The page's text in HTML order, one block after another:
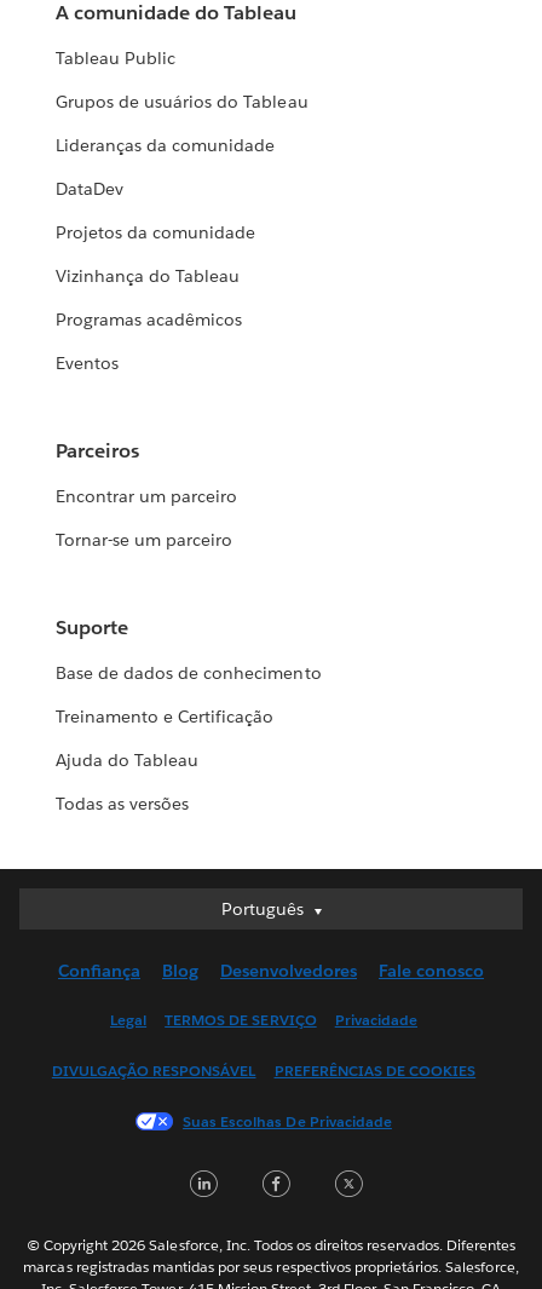
A comunidade do Tableau
Tableau Public
Grupos de usuários do Tableau
Lideranças da comunidade
DataDev
Projetos da comunidade
Vizinhança do Tableau
Programas acadêmicos
Eventos
Parceiros
Encontrar um parceiro
Tornar-se um parceiro
Suporte
Base de dados de conhecimento
Treinamento e Certificação
Ajuda do Tableau
Todas as versões
Português
Português
English (UK)
Français (Canada)
日本語
Nederlands
Svenska
Confiança Blog Desenvolvedores Fale conosco
Legal TERMOS DE SERVIÇO Privacidade
DIVULGAÇÃO RESPONSÁVEL PREFERÊNCIAS DE COOKIES
Suas Escolhas De Privacidade
LinkedInFacebook
© Copyright 2026 Salesforce, Inc. Todos os direitos reservados. Diferentes
marcas registradas mantidas por seus respectivos proprietários. Salesforce,